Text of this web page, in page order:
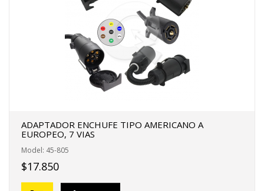
ADAPTADOR ENCHUFE TIPO AMERICANO A
EUROPEO, 7 VIAS
Model: 45-805
$17.850